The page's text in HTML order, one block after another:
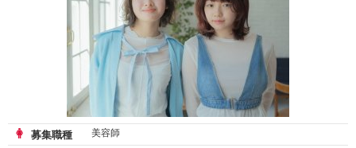
募集職種 美容師